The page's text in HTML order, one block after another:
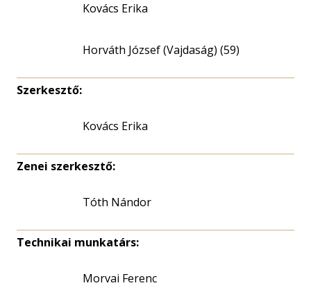
Kovács Erika
Horváth József (Vajdaság) (59)
Szerkesztő:
Kovács Erika
Zenei szerkesztő:
Tóth Nándor
Technikai munkatárs:
Morvai Ferenc